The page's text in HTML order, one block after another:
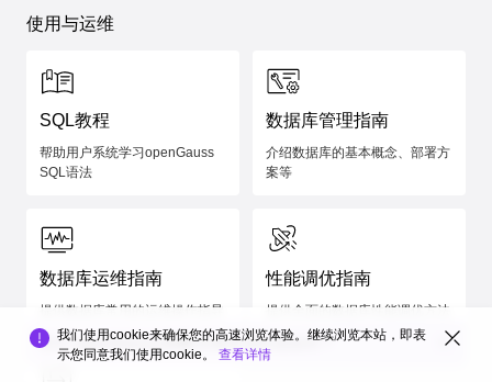
使用与运维
SQL教程
帮助用户系统学习openGauss
SQL语法
数据库管理指南
介绍数据库的基本概念、部署方
案等
数据库运维指南
提供数据库常用的运维操作指导
性能调优指南
提供全面的数据库性能调优方法
您对openGauss文档的整体满意度如何？
我们使用cookie来确保您的高速浏览体验。继续浏览本站，即表
示您同意我们使用cookie。 查看详情